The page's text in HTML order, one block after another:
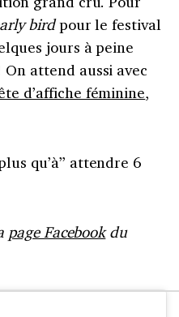
birdpour le festival
jours à peine
attend aussi avec
d’affiche féminine,
qu’à” attendre 6
page Facebookdu